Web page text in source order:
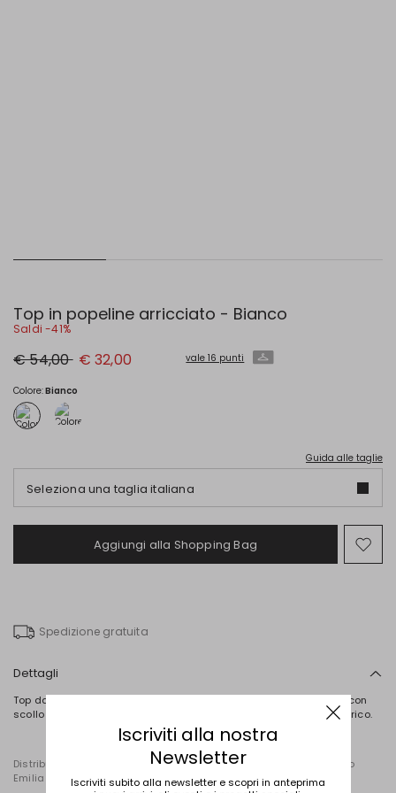
Top in popeline arricciato - Bianco
Saldi -41%
Prezzo
originale
54,00
€ 54,00 Nuovo
prezzo
€ 32,00 vale 16 punti
Colore:Bianco
Guida alle taglie
Seleziona una taglia italiana
Aggiungi alla Shopping Bag
Spedizione gratuita
Dettagli
Top dalla linea aderente in popeline di cotone stretch stampato, con
scollo dritto, spalline sottili, arricciatura sul lato e fondo asimmetrico.
Distribuito da Diffusione Tessile S.r.l., con sede in Cavriago, Reggio
Emilia (Italia), Via Santi n. 8, 42025
Iscriviti alla nostra
Newsletter
Iscriviti subito alla newsletter e scopri in anteprima